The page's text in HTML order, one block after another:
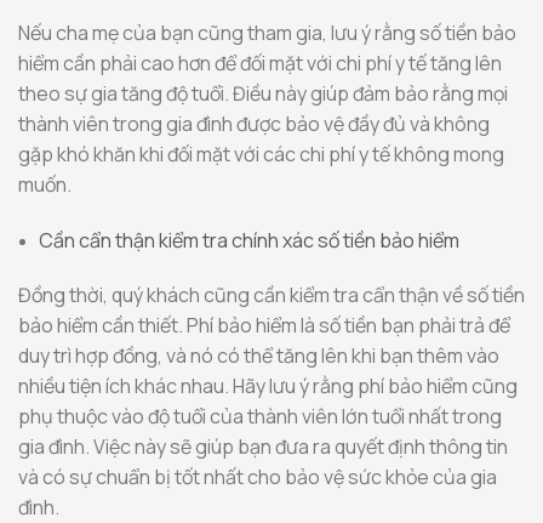
Nếu cha mẹ của bạn cũng tham gia, lưu ý rằng số tiền bảo
hiểm cần phải cao hơn để đối mặt với chi phí y tế tăng lên
theo sự gia tăng độ tuổi. Điều này giúp đảm bảo rằng mọi
thành viên trong gia đình được bảo vệ đầy đủ và không
gặp khó khăn khi đối mặt với các chi phí y tế không mong
muốn.
Cần cẩn thận kiểm tra chính xác số tiền bảo hiểm
Đồng thời, quý khách cũng cần kiểm tra cẩn thận về số tiền
bảo hiểm cần thiết. Phí bảo hiểm là số tiền bạn phải trả để
duy trì hợp đồng, và nó có thể tăng lên khi bạn thêm vào
nhiều tiện ích khác nhau. Hãy lưu ý rằng phí bảo hiểm cũng
phụ thuộc vào độ tuổi của thành viên lớn tuổi nhất trong
gia đình. Việc này sẽ giúp bạn đưa ra quyết định thông tin
và có sự chuẩn bị tốt nhất cho bảo vệ sức khỏe của gia
đình.